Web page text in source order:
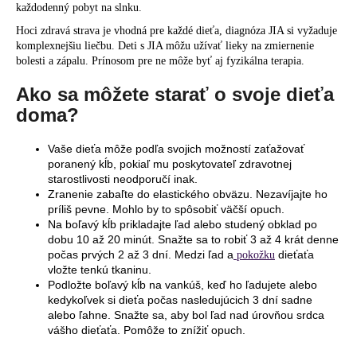
každodenný pobyt na slnku.
Hoci zdravá strava je vhodná pre každé dieťa, diagnóza JIA si vyžaduje
komplexnejšiu liečbu. Deti s JIA môžu užívať lieky na zmiernenie
bolesti a zápalu. Prínosom pre ne môže byť aj fyzikálna terapia.
Ako sa môžete starať o svoje dieťa
doma?
Vaše dieťa môže podľa svojich možností zaťažovať
poranený kĺb, pokiaľ mu poskytovateľ zdravotnej
starostlivosti neodporučí inak.
Zranenie zabaľte do elastického obväzu. Nezavíjajte ho
príliš pevne. Mohlo by to spôsobiť väčší opuch.
Na boľavý kĺb prikladajte ľad alebo studený obklad po
dobu 10 až 20 minút. Snažte sa to robiť 3 až 4 krát denne
počas prvých 2 až 3 dní. Medzi ľad a pokožku dieťaťa
vložte tenkú tkaninu.
Podložte boľavý kĺb na vankúš, keď ho ľadujete alebo
kedykoľvek si dieťa počas nasledujúcich 3 dní sadne
alebo ľahne. Snažte sa, aby bol ľad nad úrovňou srdca
vášho dieťaťa. Pomôže to znížiť opuch.